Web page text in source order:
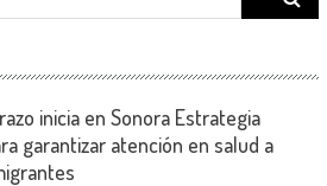
for:
inicia en Sonora Estrategia
garantizar atención en salud a